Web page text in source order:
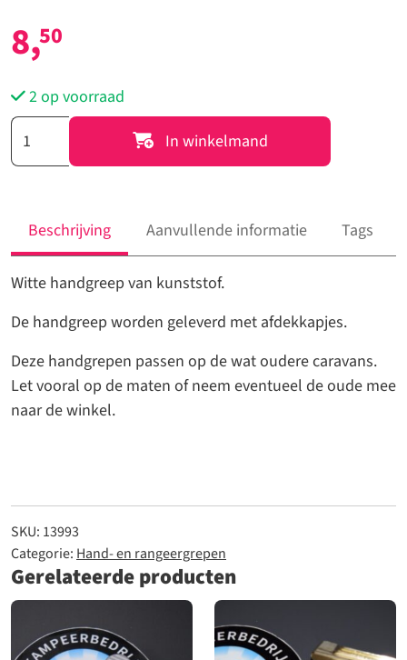
8,50
2 op voorraad
13993
caravan
(Wit)
aantal
In winkelmand
Beschrijving Aanvullende informatie Tags
Witte handgreep van kunststof.
De handgreep worden geleverd met afdekkapjes.
Deze handgrepen passen op de wat oudere caravans.
Let vooral op de maten of neem eventueel de oude mee
naar de winkel.
SKU: 13993
Categorie: Hand- en rangeergrepen
Gerelateerde producten